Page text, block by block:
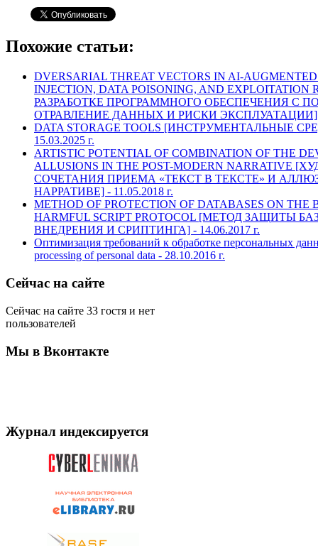
Похожие статьи:
DVERSARIAL THREAT VECTORS IN AI-
INJECTION, DATA POISONING, AND
РАЗРАБОТКЕ ПРОГРАММНОГО ОБЕСПЕЧЕНИЯ С
ОТРАВЛЕНИЕ ДАННЫХ И РИСКИ
DATA STORAGE TOOLS [ИНСТРУМЕНТАЛЬНЫЕ
15.03.2025 г.
ARTISTIC POTENTIAL OF COMBINATION OF THE
ALLUSIONS IN THE POST-MODERN
СОЧЕТАНИЯ ПРИЕМА «ТЕКСТ В ТЕКСТЕ» И
НАРРАТИВЕ] - 11.05.2018 г.
METHOD OF PROTECTION OF DATABASES ON THE
HARMFUL SCRIPT PROTOCOL [МЕТОД ЗАЩИТЫ
ВНЕДРЕНИЯ И СРИПТИНГА] - 14.06.2017 г.
Оптимизация требований к обработке персональных
processing of personal data - 28.10.2016 г.
Сейчас на сайте
Сейчас на сайте 33 гостя и нет
пользователей
Мы в Вконтакте
Журнал индексируется